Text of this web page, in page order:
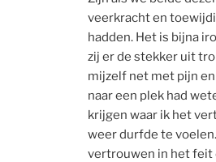
veerkracht en
hadden. Het is bijna
zij er de stekker uit
mijzelf net met pijn
naar een plek had
krijgen waar ik het
weer durfde te
vertrouwen in het feit